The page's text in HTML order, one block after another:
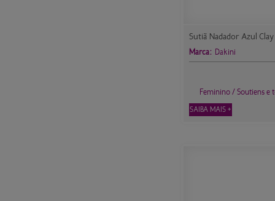
Sutiã Nadador Azul
Marca: Dakini
Feminino / Soutiens e
SAIBA MAIS +